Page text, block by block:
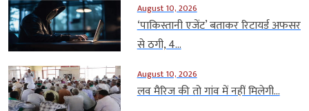
August 10, 2026
‘पाकिस्तानी एजेंट’ बताकर रिटायर्ड अफसर
से ठगी, 4...
August 10, 2026
लव मैरिज की तो गांव में नहीं मिलेगी...